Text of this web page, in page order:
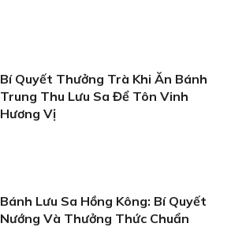
Bí Quyết Thưởng Trà Khi Ăn Bánh
Trung Thu Lưu Sa Để Tôn Vinh
Hương Vị
Bánh Lưu Sa Hồng Kông: Bí Quyết
Nướng Và Thưởng Thức Chuẩn